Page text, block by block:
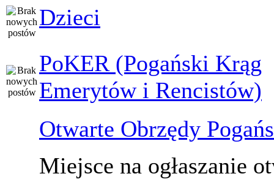
Dzieci
PoKER (Pogański Krąg
Emerytów i Rencistów)
Otwarte Obrzędy
Miejsce na ogłaszanie